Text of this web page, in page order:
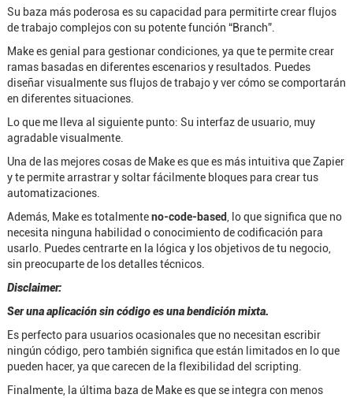
Su baza más poderosa es su capacidad para permitirte crear flujos
de trabajo complejos con su potente función “Branch”.
Make es genial para gestionar condiciones, ya que te permite crear
ramas basadas en diferentes escenarios y resultados. Puedes
diseñar visualmente sus flujos de trabajo y ver cómo se comportarán
en diferentes situaciones.
Lo que me lleva al siguiente punto: Su interfaz de usuario, muy
agradable visualmente.
Una de las mejores cosas de Make es que es más intuitiva que Zapier
y te permite arrastrar y soltar fácilmente bloques para crear tus
automatizaciones.
Además, Make es totalmenteno-code-based, lo que significa que no
necesita ninguna habilidad o conocimiento de codificación para
usarlo. Puedes centrarte en la lógica y los objetivos de tu negocio,
sin preocuparte de los detalles técnicos.
Disclaimer:
Ser una aplicación sin código es una bendición mixta.
Es perfecto para usuarios ocasionales que no necesitan escribir
ningún código, pero también significa que están limitados en lo que
pueden hacer, ya que carecen de la flexibilidad del scripting.
Finalmente, la última baza de Make es que se integra con menos